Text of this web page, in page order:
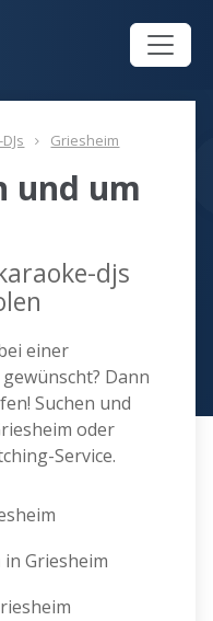
Griesheim
und um
djs
einer
Dann
Suchen und
oder
Service.
in Griesheim